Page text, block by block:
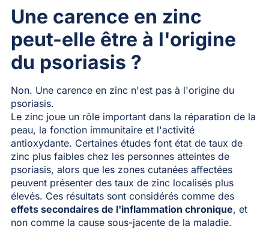
Une carence en zinc
peut-elle être à l'origine
du psoriasis ?
Non. Une carence en zinc n'est pas à l'origine du
psoriasis.
Le zinc joue un rôle important dans la réparation de la
peau, la fonction immunitaire et l'activité
antioxydante. Certaines études font état de taux de
zinc plus faibles chez les personnes atteintes de
psoriasis, alors que les zones cutanées affectées
peuvent présenter des taux de zinc localisés plus
élevés. Ces résultats sont considérés comme des
effets secondaires de l'inflammation chronique, et
non comme la cause sous-jacente de la maladie.